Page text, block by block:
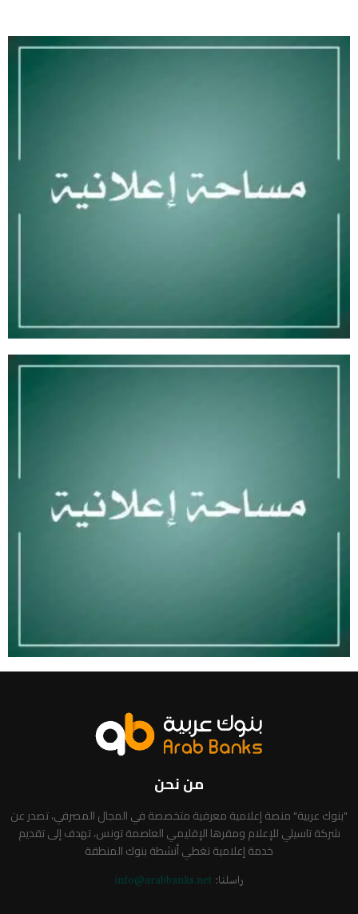
من نحن
"بنوك عربية" منصة إعلامية معرفية متخصصة في المجال المصرفي، تصدر عن
شركة تاسيلي للإعلام ومقرها الإقليمي العاصمة تونس، تهدف إلى تقديم
خدمة إعلامية تغطي أنشطة بنوك المنطقة
راسلنا: info@arabbanks.net